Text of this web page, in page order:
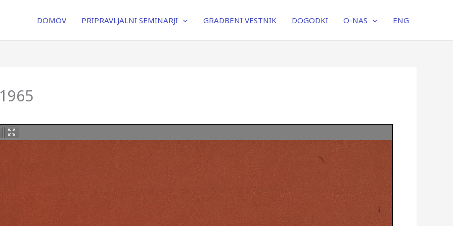
DOMOV PRIPRAVLJALNI SEMINARJI GRADBENI VESTNIK DOGODKI O-NAS ENG